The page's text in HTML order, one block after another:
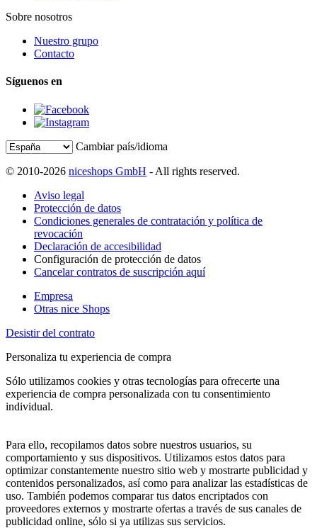
Sobre nosotros
Nuestro grupo
Contacto
Síguenos en
Cambiar país/idioma
© 2010-2026 niceshops GmbH - All rights reserved.
Aviso legal
Protección de datos
Condiciones generales de contratación y política de
revocación
Declaración de accesibilidad
Configuración de protección de datos
Cancelar contratos de suscripción aquí
Empresa
Otras nice Shops
Desistir del contrato
Personaliza tu experiencia de compra
Sólo utilizamos cookies y otras tecnologías para ofrecerte una
experiencia de compra personalizada con tu consentimiento
individual.
Para ello, recopilamos datos sobre nuestros usuarios, su
comportamiento y sus dispositivos. Utilizamos estos datos para
optimizar constantemente nuestro sitio web y mostrarte publicidad y
contenidos personalizados, así como para analizar las estadísticas de
uso. También podemos comparar tus datos encriptados con
proveedores externos y mostrarte ofertas a través de sus canales de
publicidad online, sólo si ya utilizas sus servicios.